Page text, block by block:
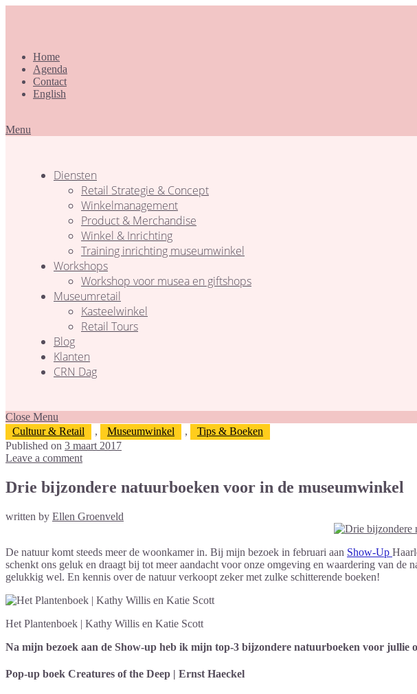
Home
Agenda
Contact
English
Menu
Diensten
Retail Strategie & Concept
Winkelmanagement
Product & Merchandise
Winkel & Inrichting
Training inrichting museumwinkel
Workshops
Workshop voor musea en giftshops
Museumretail
Kasteelwinkel
Retail Tours
Blog
Klanten
CRN Dag
Close Menu
Cultuur & Retail
, Museumwinkel ,
Tips & Boeken
Published on 3 maart 2017
Leave a comment
Drie bijzondere natuurboeken voor in de museumwinkel
written by Ellen Groenveld
De natuur komt steeds meer de woonkamer in. Bij mijn bezoek in februari aan Show-Up
schenkt ons geluk en draagt bij tot meer aandacht voor onze omgeving en waardering van
gelukkig wel. En kennis over de natuur verkoopt zeker met zulke schitterende boeken!
Het Plantenboek | Kathy Willis en Katie Scott
Na mijn bezoek aan de Show-up heb ik mijn top-3 bijzondere natuurboeken voor jullie
Pop-up boek Creatures of the Deep | Ernst Haeckel